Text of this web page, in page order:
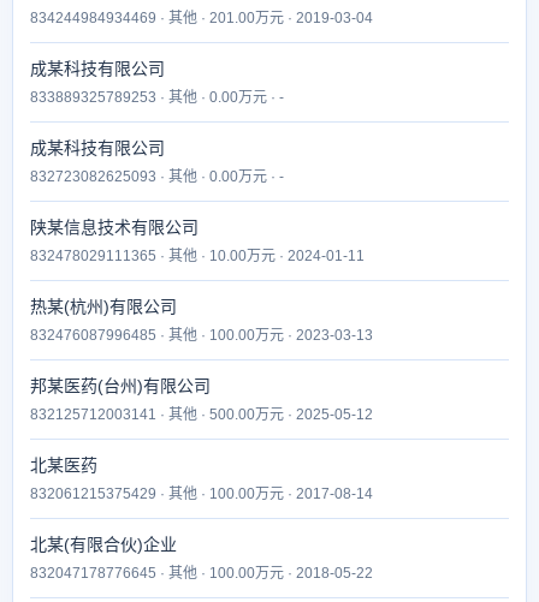
834244984934469 · 其他 · 201.00万元 · 2019-03-04
成某科技有限公司
833889325789253 · 其他 · 0.00万元 · -
成某科技有限公司
832723082625093 · 其他 · 0.00万元 · -
陕某信息技术有限公司
832478029111365 · 其他 · 10.00万元 · 2024-01-11
热某(杭州)有限公司
832476087996485 · 其他 · 100.00万元 · 2023-03-13
邦某医药(台州)有限公司
832125712003141 · 其他 · 500.00万元 · 2025-05-12
北某医药
832061215375429 · 其他 · 100.00万元 · 2017-08-14
北某(有限合伙)企业
832047178776645 · 其他 · 100.00万元 · 2018-05-22